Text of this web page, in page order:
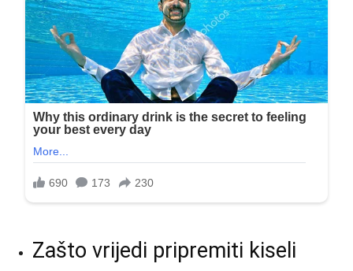
Zašto vrijedi pripremiti kiseli